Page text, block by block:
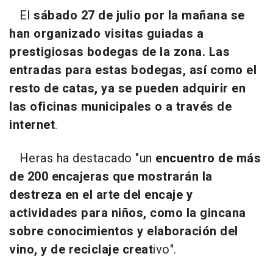
El sábado 27 de julio por la mañana se
han organizado visitas guiadas a
prestigiosas bodegas de la zona. Las
entradas para estas bodegas, así como el
resto de catas, ya se pueden adquirir en
las oficinas municipales o a través de
internet.
Heras ha destacado "un encuentro de más
de 200 encajeras que mostrarán la
destreza en el arte del encaje y
actividades para niños, como la gincana
sobre conocimientos y elaboración del
vino, y de reciclaje creativo".